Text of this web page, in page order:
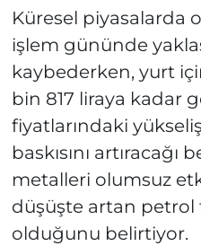
Küresel piyasalarda
işlem gününde
kaybederken, yurt
bin 817 liraya kadar
fiyatlarındaki
baskısını
metalleri olumsuz
düşüşte artan petrol
olduğunu belirtiyor.